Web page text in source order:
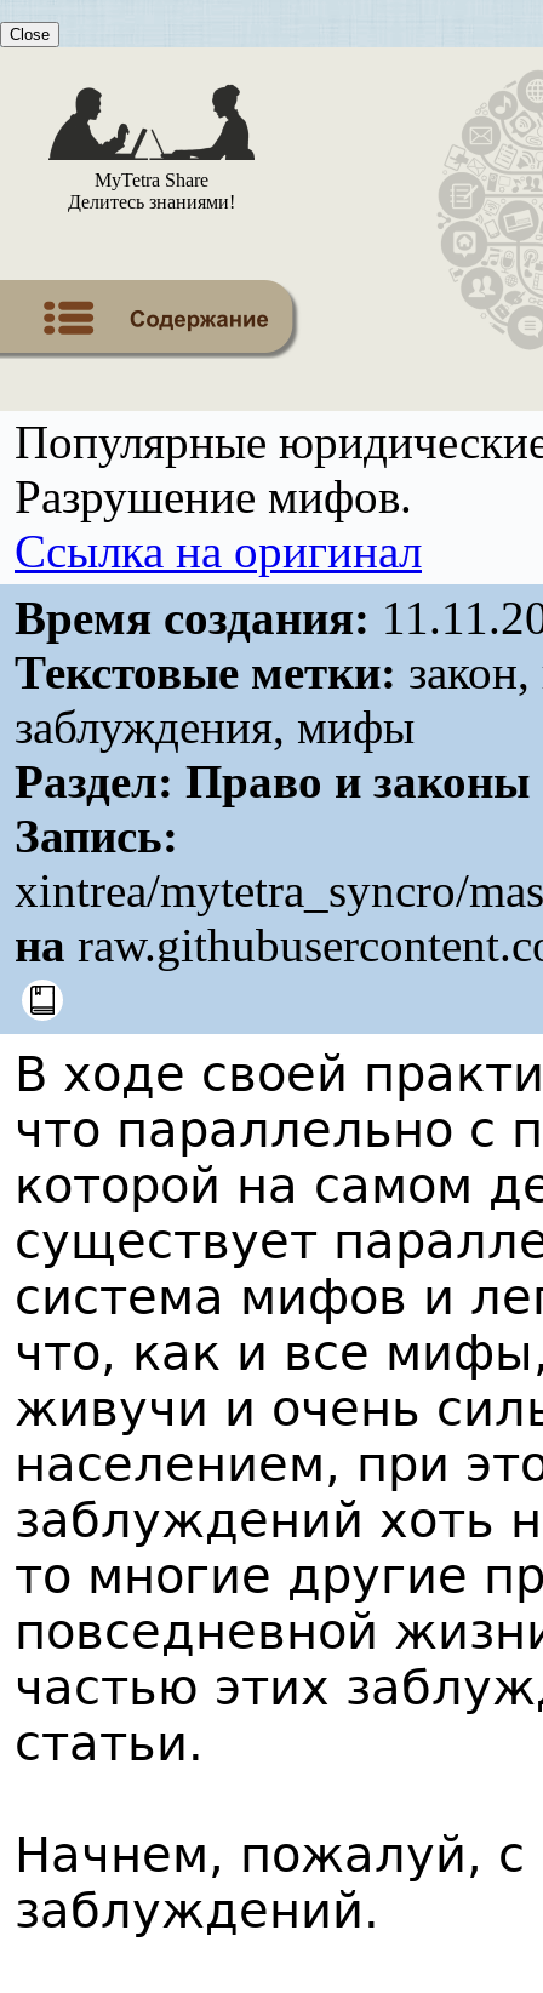
Close
MyTetra Share
Делитесь знаниями!
Популярные
Разрушение мифов.
Ссылка на оригинал
Время создания:
Текстовые метки:
заблуждения, мифы
Раздел: Право и законы
Запись:
xintrea/mytetra_syncro/
на
В ходе своей
что параллельно с
которой на самом
существует
система мифов и
что, как и все
живучи и очень
населением, при
заблуждений хоть
то многие другие
повседневной
частью этих
статьи.
Начнем, пожалуй,
заблуждений.